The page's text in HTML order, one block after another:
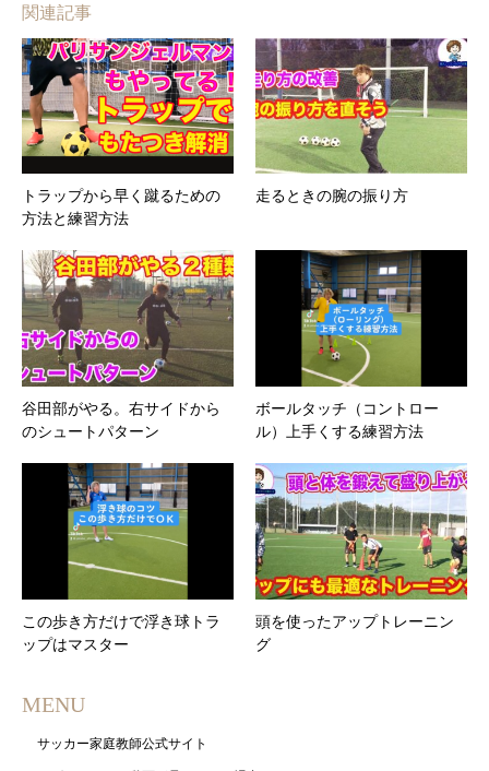
関連記事
トラップから早く蹴るための
方法と練習方法
走るときの腕の振り方
谷田部がやる。右サイドから
のシュートパターン
ボールタッチ（コントロー
ル）上手くする練習方法
この歩き方だけで浮き球トラ
ップはマスター
頭を使ったアップトレーニン
グ
MENU
サッカー家庭教師公式サイト